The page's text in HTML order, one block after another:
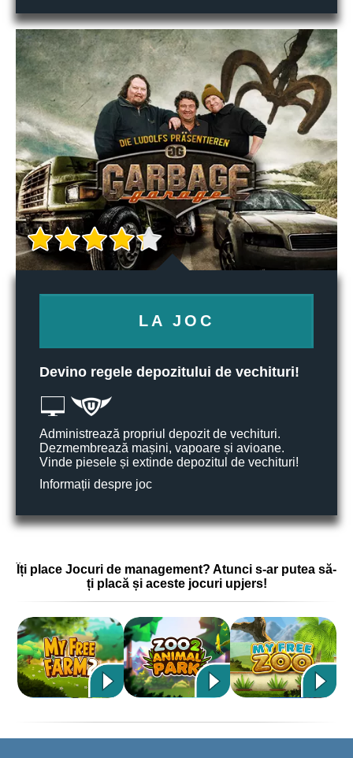
LA JOC
Devino regele depozitului de vechituri!
Administrează propriul depozit de vechituri.
Dezmembrează mașini, vapoare și avioane.
Vinde piesele și extinde depozitul de vechituri!
Informații despre joc
Îți place Jocuri de management? Atunci s-ar putea să-
ți placă și aceste jocuri upjers!